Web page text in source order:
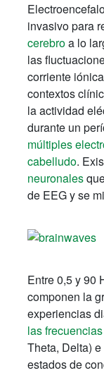
invasivo para
cerebroa lo
las
corriente
contextos
la actividad
durante un
múltiples
cabelludo.
neuronales
de EEG y se
Entre 0,5 y 90
componen la
experiencias
las
Theta, Delta)
estados de